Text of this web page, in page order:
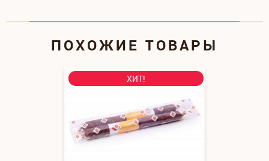
ПОХОЖИЕ ТОВАРЫ
ХИТ!